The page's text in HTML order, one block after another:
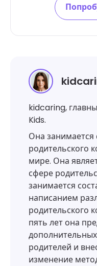
kidcaring,
Kids.
Она
родительского
мире. Она
сфере
занимается
написанием
родительского
пять лет она
родителей и
изменение